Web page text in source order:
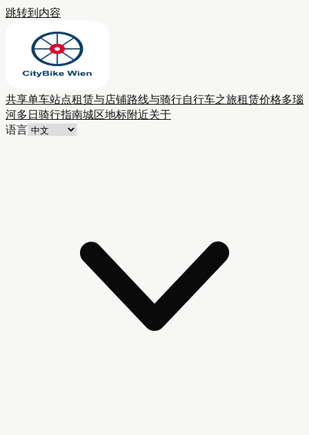
跳转到内容
共享单车站点租赁与店铺路线与骑行自行车之旅租赁价格多瑙
河多日骑行指南城区地标附近关于
语言